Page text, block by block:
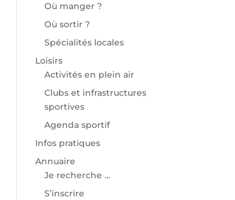
Où manger ?
Où sortir ?
Spécialités locales
Loisirs
Activités en plein air
Clubs et infrastructures
sportives
Agenda sportif
Infos pratiques
Annuaire
Je recherche …
S’inscrire